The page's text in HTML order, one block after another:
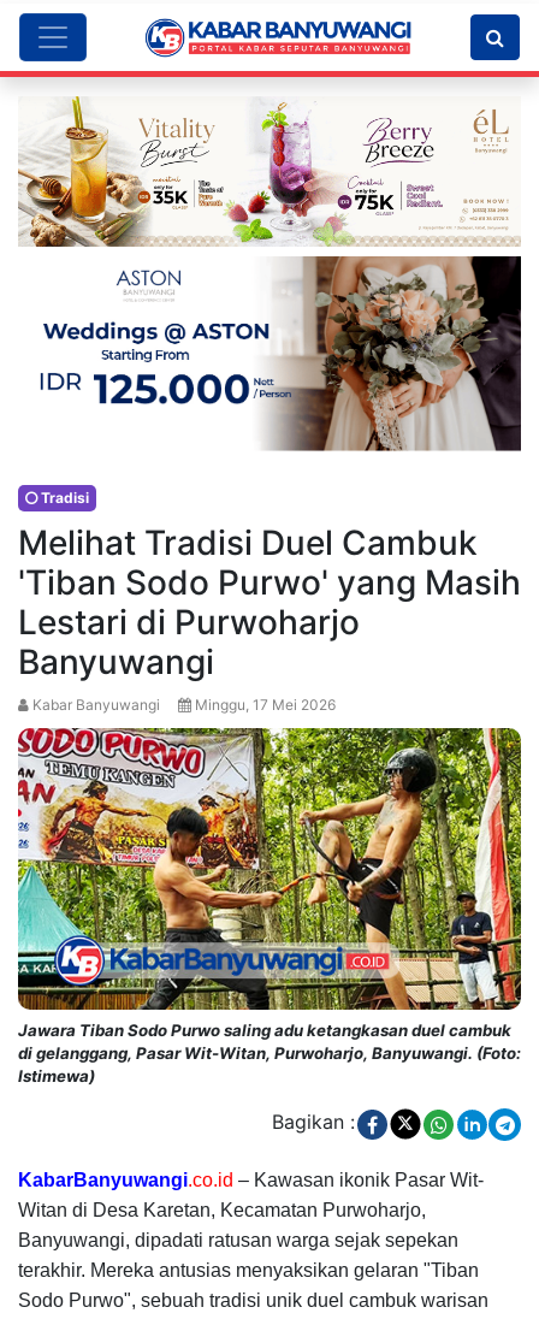
Tradisi
Melihat Tradisi Duel Cambuk
'Tiban Sodo Purwo' yang Masih
Lestari di Purwoharjo
Banyuwangi
Kabar Banyuwangi Minggu, 17 Mei 2026
Jawara Tiban Sodo Purwo saling adu ketangkasan duel cambuk
di gelanggang, Pasar Wit-Witan, Purwoharjo, Banyuwangi. (Foto:
Istimewa)
Bagikan :
KabarBanyuwangi.co.id – Kawasan ikonik Pasar Wit-
Witan di Desa Karetan, Kecamatan Purwoharjo,
Banyuwangi, dipadati ratusan warga sejak sepekan
terakhir. Mereka antusias menyaksikan gelaran "Tiban
Sodo Purwo", sebuah tradisi unik duel cambuk warisan